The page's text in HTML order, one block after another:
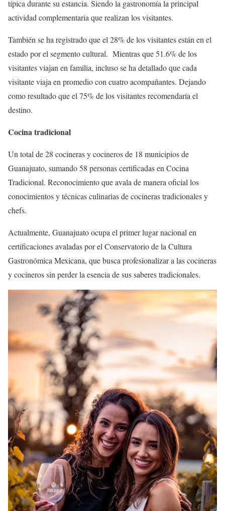
típica durante su estancia. Siendo la gastronomía la principal
actividad complementaria que realizan los visitantes.
También se ha registrado que el 28% de los visitantes están en el
estado por el segmento cultural. Mientras que 51.6% de los
visitantes viajan en familia, incluso se ha detallado que cada
visitante viaja en promedio con cuatro acompañantes. Dejando
como resultado que el 75% de los visitantes recomendaría el
destino.
Cocina tradicional
Un total de 28 cocineras y cocineros de 18 municipios de
Guanajuato, sumando 58 personas certificadas en Cocina
Tradicional. Reconocimiento que avala de manera oficial los
conocimientos y técnicas culinarias de cocineras tradicionales y
chefs.
Actualmente, Guanajuato ocupa el primer lugar nacional en
certificaciones avaladas por el Conservatorio de la Cultura
Gastronómica Mexicana, que busca profesionalizar a las cocineras
y cocineros sin perder la esencia de sus saberes tradicionales.